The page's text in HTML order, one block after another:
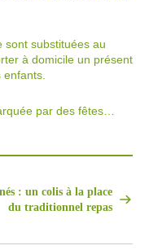
sont substituées au
à domicile un présent
par des fêtes…
: un colis à la place
du traditionnel repas